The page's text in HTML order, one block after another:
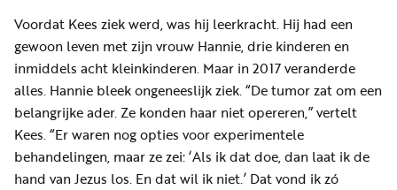
Voordat Kees ziek werd, was hij leerkracht. Hij had een
gewoon leven met zijn vrouw Hannie, drie kinderen en
inmiddels acht kleinkinderen. Maar in 2017 veranderde
alles. Hannie bleek ongeneeslijk ziek. “De tumor zat om een
belangrijke ader. Ze konden haar niet opereren,” vertelt
Kees. “Er waren nog opties voor experimentele
behandelingen, maar ze zei: ‘Als ik dat doe, dan laat ik de
hand van Jezus los. En dat wil ik niet.’ Dat vond ik zó